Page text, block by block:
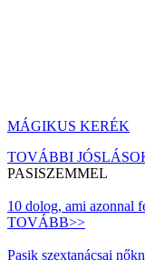
MÁGIKUS KERÉK
TOVÁBBI
PASISZEMMEL
10 dolog, ami azonnal
TOVÁBB>>
Pasik szextanácsai